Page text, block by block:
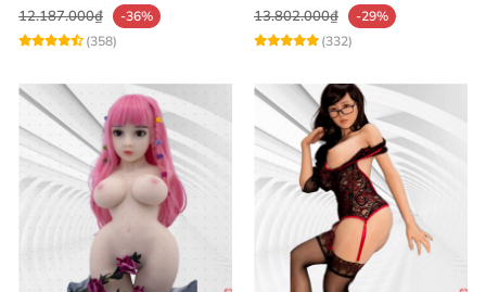
12.187.000₫
-36%
(358)
13.802.000₫
-29%
(332)